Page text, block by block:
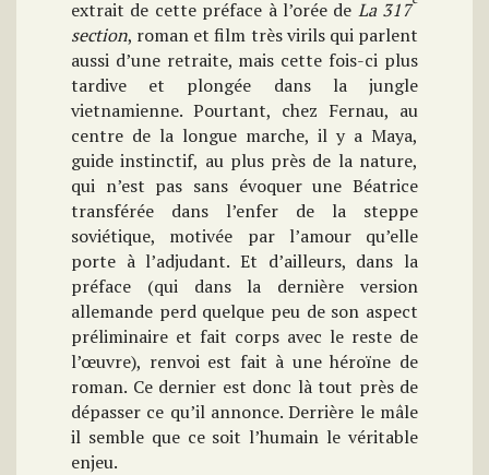
extrait de cette préface à l’orée de La 317
section, roman et film très virils qui parlent
aussi d’une retraite, mais cette fois-ci plus
tardive et plongée dans la jungle
vietnamienne. Pourtant, chez Fernau, au
centre de la longue marche, il y a Maya,
guide instinctif, au plus près de la nature,
qui n’est pas sans évoquer une Béatrice
transférée dans l’enfer de la steppe
soviétique, motivée par l’amour qu’elle
porte à l’adjudant. Et d’ailleurs, dans la
préface (qui dans la dernière version
allemande perd quelque peu de son aspect
préliminaire et fait corps avec le reste de
l’œuvre), renvoi est fait à une héroïne de
roman. Ce dernier est donc là tout près de
dépasser ce qu’il annonce. Derrière le mâle
il semble que ce soit l’humain le véritable
enjeu.